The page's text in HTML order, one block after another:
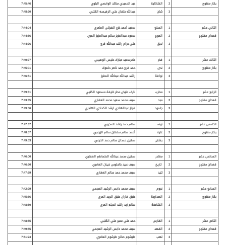
بكار مفتوح
2 الشاذلية عيد الحميدي مناكد الوابصي البلوي
7:45:46
3
شان عبدالله خلفان علي الرفيسه الكتبي 7:48:20
الثاني عشر 1 السلع سعيد أحمد خزع الهركى العامري
7:44:04
قعدان مفتوح
2 الموج سعود عبدالعزيز سالم عبدالعزيز المري
7:44:56
3
لايق علي حزام راشد عبدالله قرح 7:44:76
الثالث عشر 1 فخر عامرسعيد مبارك حليس الوهيبي
7:40:97
بكار مفتوح
2 ندى حمد فرج حمد ناصر دلموك
7:45:01
3
نوافة راشد عبدالله عبدالله المغرز 7:46:51
الرابع عشر 1 مطرب نايف عايض مطر خليفة مسعود الكتبي
7:39:81
قعدان مفتوح
2 مجد سيف محمد سعيد محمد العفاري
7:43:85
3
جلمود فواز عبدالهادي ارشد الكدادي الهاجري 7:49:06
الخامس عشر 1 نوف سالم حمد راشد المخيبي
7:47:67
بكار مفتوح
2 غاية أحمد سالم سلطان سالم الزرعبي
7:48:57
3
بشاير سهيل حمدان سالم حمد الدرعي 7:49:53
السادس عشر 1 مغادر سهيل محمد عبدالله الطماطم العفاري
7:46:00
قعدان مفتوح
2 تاريخ سيف عبيد بالحلوس ذيبان العامري
7:46:60
3
تليد سيف محمد حمد سالم العفاري 7:47:59
السابع عشر 1 نجوم سيف محمد دابس الرشيد العجمي
7:42:29
بكار مفتوح
2 الصداوية عتيق فاران عتيق البريد المري
7:45:56
3
الشامخة سالم زيد راشد انديله المري 7:48:50
الثامن عشر 1 الفارس حمد علي عمير علي الكتبي
7:48:55
قعدان مفتوح
2 الفهد سيف محمد دابس الرشيد العجمي
7:49:55
3
لهب طرشوم صالح طرشوم العامري 7:51:23